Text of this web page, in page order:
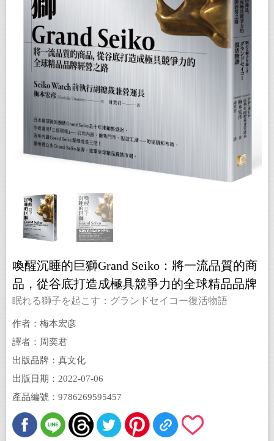
喚醒沉睡的巨獅Grand Seiko：將一流品質的商
品，從谷底打造成極具競爭力的全球精品品牌
經營之路
眠れる獅子を起こす：グランドセイコー復活物語
作者：梅本宏彦
譯者：周奕君
出版品牌：真文化
出版日期：2022-07-06
產品編號：9786269595457